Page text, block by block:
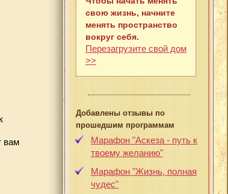
вам
свою жизнь, начните
менять пространство
вокруг себя.
Перезагрузите свой дом
>>
Добавлены отзывы по
прошедшим программам
Марафон "Аскеза - путь к
твоему желанию"
Марафон "Жизнь, полная
чудес"